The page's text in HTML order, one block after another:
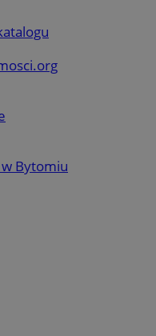
Bytomiu